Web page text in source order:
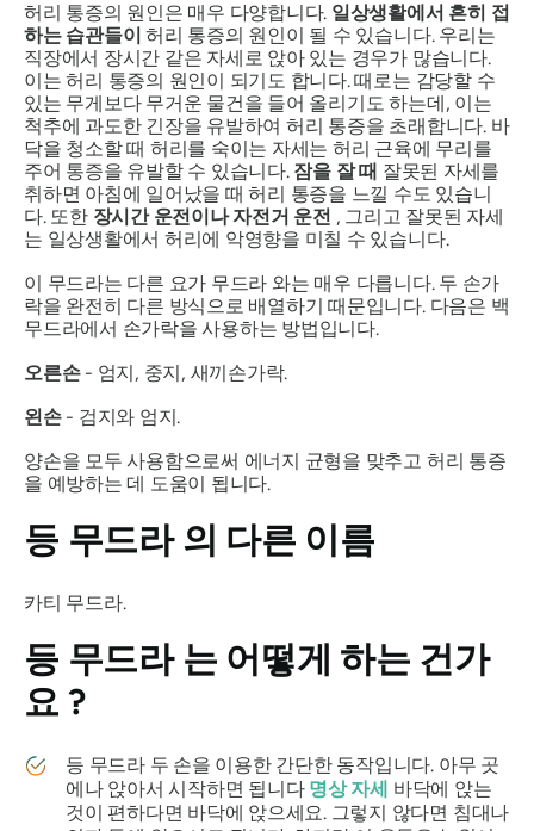
허리 통증의 원인은 매우 다양합니다. 일상생활에서 흔히 접
하는 습관들이 허리 통증의 원인이 될 수 있습니다. 우리는
직장에서 장시간 같은 자세로 앉아 있는 경우가 많습니다.
이는 허리 통증의 원인이 되기도 합니다. 때로는 감당할 수
있는 무게보다 무거운 물건을 들어 올리기도 하는데, 이는
척추에 과도한 긴장을 유발하여 허리 통증을 초래합니다. 바
닥을 청소할 때 허리를 숙이는 자세는 허리 근육에 무리를
주어 통증을 유발할 수 있습니다. 잠을 잘 때 잘못된 자세를
취하면 아침에 일어났을 때 허리 통증을 느낄 수도 있습니
다. 또한 장시간 운전이나 자전거 운전 , 그리고 잘못된 자세
는 일상생활에서 허리에 악영향을 미칠 수 있습니다.
이 무드라는 다른 요가 무드라 와는 매우 다릅니다. 두 손가
락을 완전히 다른 방식으로 배열하기 때문입니다. 다음은 백
무드라에서 손가락을 사용하는 방법입니다.
오른손- 엄지, 중지, 새끼손가락.
왼손- 검지와 엄지.
양손을 모두 사용함으로써 에너지 균형을 맞추고 허리 통증
을 예방하는 데 도움이 됩니다.
등 무드라의 다른 이름
카티 무드라.
등 무드라는 어떻게 하는 건가
요 ?
등 무드라두 손을 이용한 간단한 동작입니다. 아무 곳
에나 앉아서 시작하면 됩니다 명상 자세 바닥에 앉는
것이 편하다면 바닥에 앉으세요. 그렇지 않다면 침대나